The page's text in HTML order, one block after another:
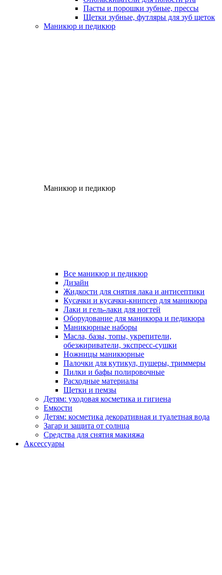
Пасты и порошки зубные, прессы
Щетки зубные, футляры для зуб щеток
Маникюр и педикюр
Маникюр и педикюр
Все маникюр и педикюр
Дизайн
Жидкости для снятия лака и антисептики
Кусачки и кусачки-книпсер для маникюра
Лаки и гель-лаки для ногтей
Оборудование для маникюра и педикюра
Маникюрные наборы
Масла, базы, топы, укрепители,
обезжириватели, экспресс-сушки
Ножницы маникюрные
Палочки для кутикул, пушеры, триммеры
Пилки и бафы полировочные
Расходные материалы
Щетки и пемзы
Детям: уходовая косметика и гигиена
Емкости
Детям: косметика декоративная и туалетная вода
Загар и защита от солнца
Средства для снятия макияжа
Аксессуары